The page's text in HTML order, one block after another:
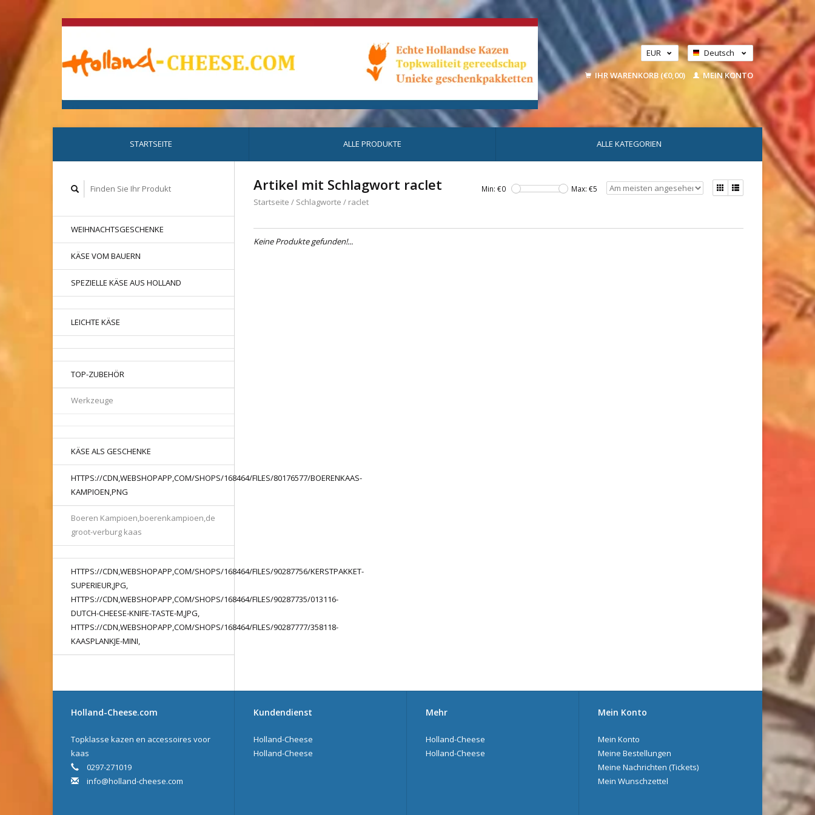
EUR
USD
Deutsch
Nederlands
IHR WARENKORB (€0,00) MEIN KONTO
STARTSEITE ALLE PRODUKTE ALLE KATEGORIEN
WEIHNACHTSGESCHENKE
KÄSE VOM BAUERN
SPEZIELLE KÄSE AUS HOLLAND
LEICHTE KÄSE
TOP-ZUBEHÖR
Werkzeuge
KÄSE ALS GESCHENKE
HTTPS://CDN,WEBSHOPAPP,COM/SHOPS/168464/FILES/80176577/BOERENKAAS-
KAMPIOEN,PNG
Boeren Kampioen,boerenkampioen,de
groot-verburg kaas
HTTPS://CDN,WEBSHOPAPP,COM/SHOPS/168464/FILES/90287756/KERSTPAKKET-
SUPERIEUR,JPG,
HTTPS://CDN,WEBSHOPAPP,COM/SHOPS/168464/FILES/90287735/013116-
DUTCH-CHEESE-KNIFE-TASTE-M,JPG,
HTTPS://CDN,WEBSHOPAPP,COM/SHOPS/168464/FILES/90287777/358118-
KAASPLANKJE-MINI,
Artikel mit Schlagwort raclet
Startseite / Schlagworte / raclet
Min: €0 Max: €5
Keine Produkte gefunden!...
Holland-Cheese.com
Topklasse kazen en accessoires voor
kaas
0297-271019
info@holland-cheese.com
Kundendienst
Holland-Cheese
Holland-Cheese
Mehr
Holland-Cheese
Holland-Cheese
Mein Konto
Mein Konto
Meine Bestellungen
Meine Nachrichten (Tickets)
Mein Wunschzettel